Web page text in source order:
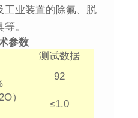
工业装置的除氟、脱
。
参数
测试数据
92
）
≤1.0